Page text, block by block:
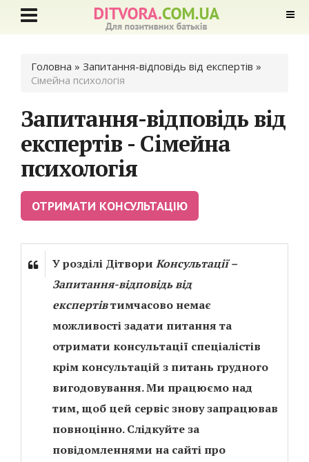
Ви є тут
Головна » Запитання-відповідь від експертів »
Сімейна психологія
Запитання-відповідь від
експертів - Сімейна
психологія
ОТРИМАТИ КОНСУЛЬТАЦІЮ
У розділі Дітвори Консультації –
Запитання-відповідь від
експертівтимчасово немає
можливості задати питання та
отримати консультації спеціалістів
крім консультацій з питань грудного
вигодовування. Ми працюємо над
тим, щоб цей сервіс знову запрацював
повноцінно. Слідкуйте за
повідомленнями на сайті про